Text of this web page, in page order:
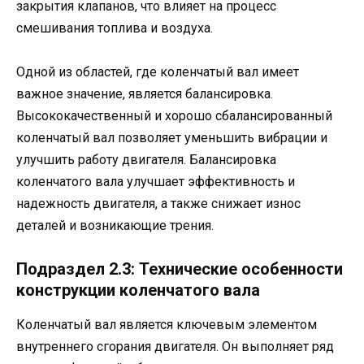
закрытия клапанов, что влияет на процесс
смешивания топлива и воздуха.
Одной из областей, где коленчатый вал имеет
важное значение, является балансировка.
Высококачественный и хорошо сбалансированный
коленчатый вал позволяет уменьшить вибрации и
улучшить работу двигателя. Балансировка
коленчатого вала улучшает эффективность и
надежность двигателя, а также снижает износ
деталей и возникающие трения.
Подраздел 2.3: Технические особенности
конструкции коленчатого вала
Коленчатый вал является ключевым элементом
внутреннего сгорания двигателя. Он выполняет ряд